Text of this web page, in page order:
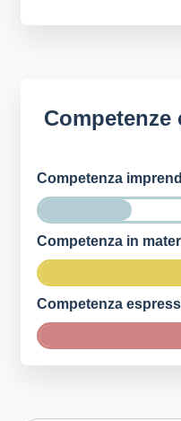
Competenze
Competenza
Competenza in
Competenza